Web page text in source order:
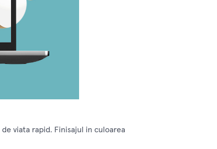
viata rapid. Finisajul in culoarea